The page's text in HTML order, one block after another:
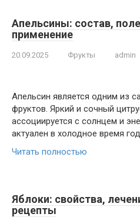
Апельсины: состав,
применение
20.09.2025 Фрукты admin
Апельсин является одним из
фруктов. Яркий и сочный
ассоциируется с солнцем и
актуален в холодное время
Читать полностью
Яблоки: свойства,
рецепты